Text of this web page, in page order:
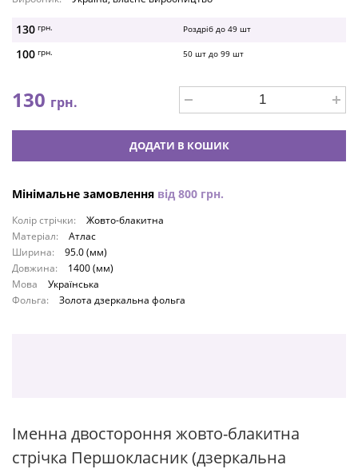
130 грн. Роздріб до 49 шт
100 грн. 50 шт до 99 шт
130 грн.
ДОДАТИ В КОШИК
Мінімальне замовлення від 800 грн.
Колір стрічки:
Жовто-блакитна
Матеріал:
Атлас
Ширина:
95.0 (мм)
Довжина:
1400 (мм)
Мова
Українська
Фольга:
Золота дзеркальна фольга
Іменна двостороння жовто-блакитна
стрічка Першокласник (дзеркальна